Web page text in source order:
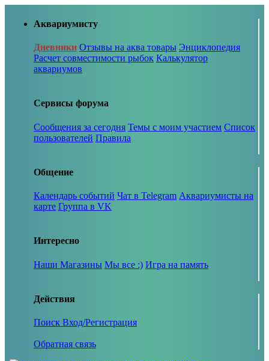
Аквариумисту
Дневники Отзывы на аква товары Энциклопедия
Расчет совместимости рыбок Калькулятор
аквариумов
Сервисы форума
Сообщения за сегодня Темы с моим участием Список
пользователей Правила
Общение
Календарь событий Чат в Telegram Аквариумисты на
карте Группа в VK
Интересно
Наши Магазины Мы все :) Игра на память
Действия
Поиск Вход/Регистрация
Обратная связь